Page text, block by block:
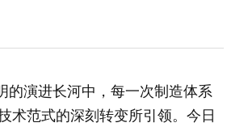
的演进长河中，每一次制造体系
术范式的深刻转变所引领。今日